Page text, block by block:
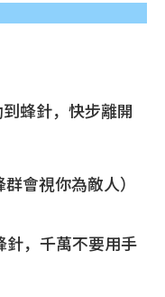
蜂針，快步離開
會視你為敵人）
針，千萬不要用手